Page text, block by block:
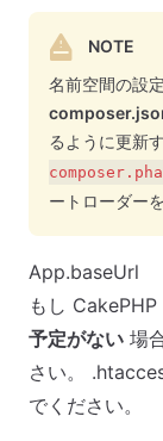
NOTE
名前空間の設
るように更新
ートローダー
App.baseUrl
もし
予定がない 場
さい。
でください。